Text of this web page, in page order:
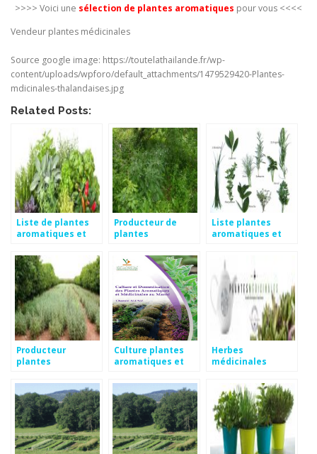
>>>> Voici une sélection de plantes aromatiques pour vous <<<<
Vendeur plantes médicinales
Source google image: https://toutelathailande.fr/wp-
content/uploads/wpforo/default_attachments/1479529420-Plantes-
mdicinales-thalandaises.jpg
Related Posts:
Liste de plantes
aromatiques et
Producteur de
plantes
aromatiques
Liste plantes
aromatiques et
Producteur
plantes
médicinales
Culture plantes
aromatiques et
Herbes
médicinales